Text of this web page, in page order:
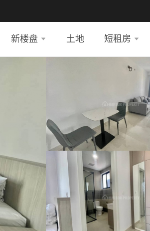
新楼盘 土地 短租房